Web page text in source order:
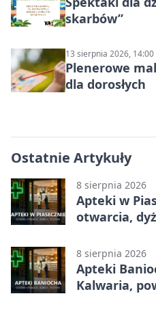
skarbów”
13 sierpnia 2026, 14:00
Plenerowe
dla dorosłych
Ostatnie Artykuły
8 sierpnia 2026
Apteki w
otwarcia,
8 sierpnia 2026
Apteki
Kalwaria,